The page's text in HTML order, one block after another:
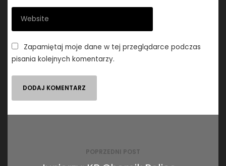
Zapamiętaj moje dane w tej przeglądarce podczas
pisania kolejnych komentarzy.
POPRZEDNI POST